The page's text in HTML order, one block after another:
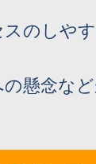
のしや
懸念な